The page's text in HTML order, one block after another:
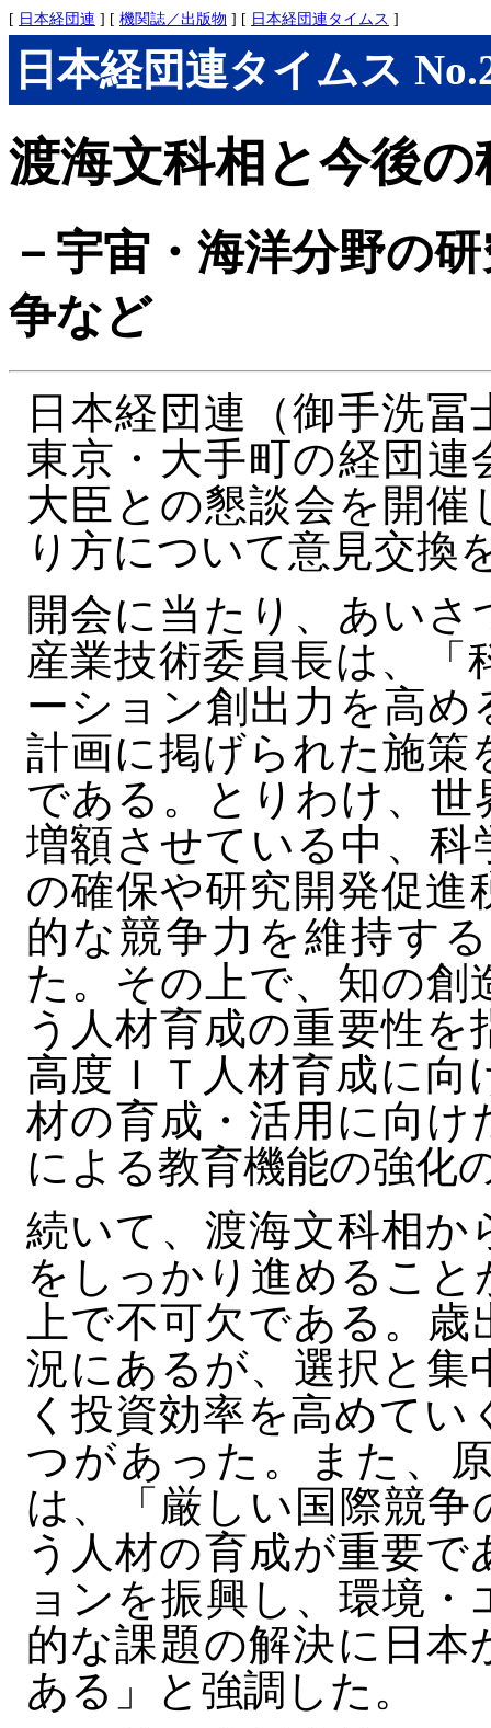
[ 日本経団連 ] [ 機関誌／出版物 ] [ 日本経団連タイムス ]
日本経団連タイムス
渡海文科相と今後
－宇宙・海洋分野の
争など
日本経団連（御手洗
東京・大手町の経団連
大臣との懇談会を開
り方について意見交換
開会に当たり、あい
産業技術委員長は、
ーション創出力を高
計画に掲げられた施策
である。とりわけ、
増額させている中、科
の確保や研究開発促進
的な競争力を維持す
た。その上で、知の
う人材育成の重要性
高度ＩＴ人材育成に向
材の育成・活用に向け
による教育機能の強化
続いて、渡海文科相か
をしっかり進めるこ
上で不可欠である。
況にあるが、選択と集
く投資効率を高めて
つがあった。また、
は、「厳しい国際競
う人材の育成が重要
ョンを振興し、環境
的な課題の解決に日
ある」と強調した。